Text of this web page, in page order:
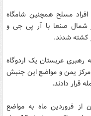
مسلح همچنین شامگاه
شمال صنعا با آر پی جی و
کشته شدند.
رهبری عربستان یک اردوگاه
مرکز یمن و مواضع این جنبش
قرار دادند.
از فروردین ماه به مواضع